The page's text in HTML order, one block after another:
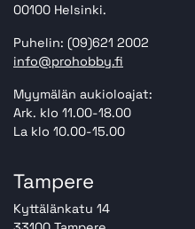
00100 Helsinki.
Puhelin: (09)621 2002
info@prohobby.fi
Myymälän aukioloajat:
Ark. klo 11.00-18.00
La klo 10.00-15.00
Tampere
Kyttälänkatu 14